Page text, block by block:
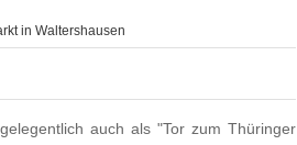
in Waltershausen
auch als "Tor zum Thüringer